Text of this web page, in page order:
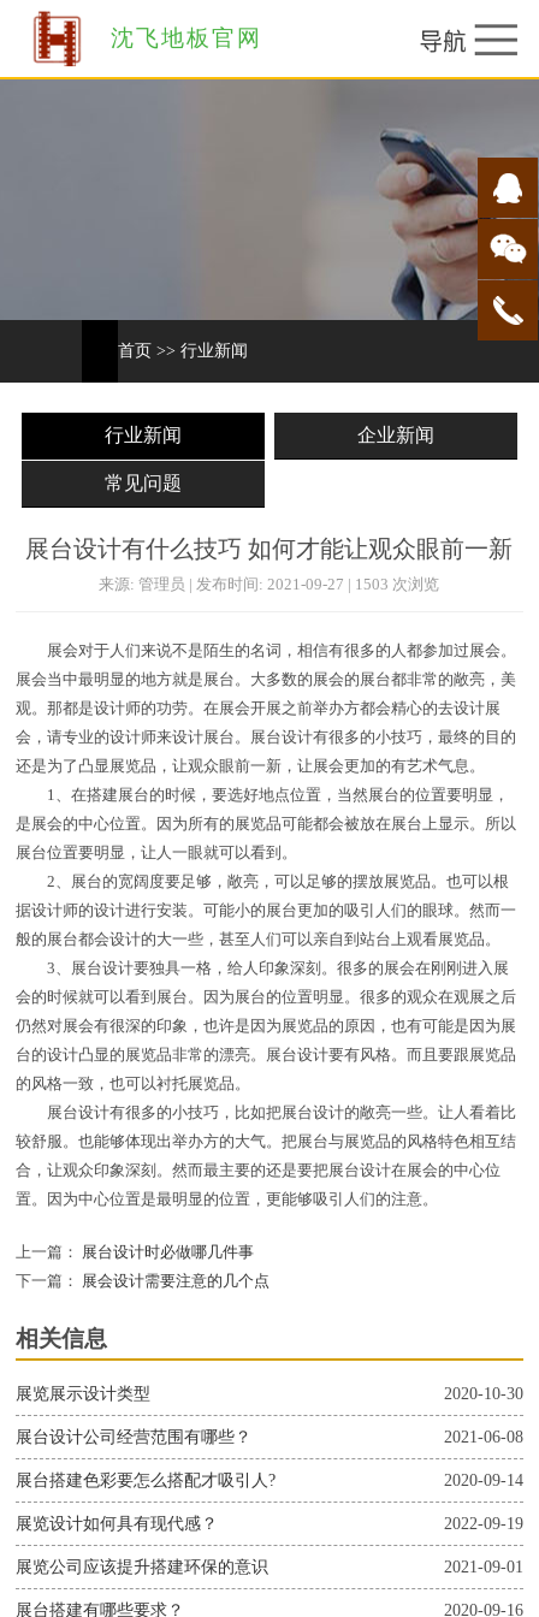
沈飞地板官网
首页 >> 行业新闻
行业新闻 企业新闻
常见问题
展台设计有什么技巧 如何才能让观众眼前一新
来源: 管理员 | 发布时间: 2021-09-27 | 1503 次浏览
展会对于人们来说不是陌生的名词，相信有很多的人都参加过展会。
展会当中最明显的地方就是展台。大多数的展会的展台都非常的敞亮，美
观。那都是设计师的功劳。在展会开展之前举办方都会精心的去设计展
会，请专业的设计师来设计展台。展台设计有很多的小技巧，最终的目的
还是为了凸显展览品，让观众眼前一新，让展会更加的有艺术气息。
1、在搭建展台的时候，要选好地点位置，当然展台的位置要明显，
是展会的中心位置。因为所有的展览品可能都会被放在展台上显示。所以
展台位置要明显，让人一眼就可以看到。
2、展台的宽阔度要足够，敞亮，可以足够的摆放展览品。也可以根
据设计师的设计进行安装。可能小的展台更加的吸引人们的眼球。然而一
般的展台都会设计的大一些，甚至人们可以亲自到站台上观看展览品。
3、展台设计要独具一格，给人印象深刻。很多的展会在刚刚进入展
会的时候就可以看到展台。因为展台的位置明显。很多的观众在观展之后
仍然对展会有很深的印象，也许是因为展览品的原因，也有可能是因为展
台的设计凸显的展览品非常的漂亮。展台设计要有风格。而且要跟展览品
的风格一致，也可以衬托展览品。
展台设计有很多的小技巧，比如把展台设计的敞亮一些。让人看着比
较舒服。也能够体现出举办方的大气。把展台与展览品的风格特色相互结
合，让观众印象深刻。然而最主要的还是要把展台设计在展会的中心位
置。因为中心位置是最明显的位置，更能够吸引人们的注意。
上一篇：
展台设计时必做哪几件事
下一篇：
展会设计需要注意的几个点
相关信息
2020-10-30
展览展示设计类型
2021-06-08
展台设计公司经营范围有哪些？
2020-09-14
展台搭建色彩要怎么搭配才吸引人?
2022-09-19
展览设计如何具有现代感？
2021-09-01
展览公司应该提升搭建环保的意识
2020-09-16
展台搭建有哪些要求？